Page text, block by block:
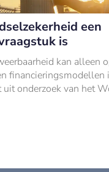
een
is
kan alleen
financieringsmodellen
onderzoek van het